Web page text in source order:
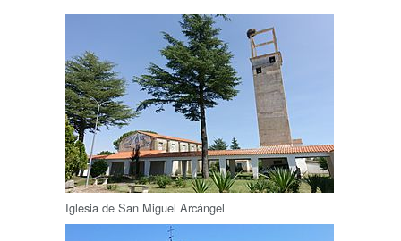
Iglesia de San Miguel Arcángel